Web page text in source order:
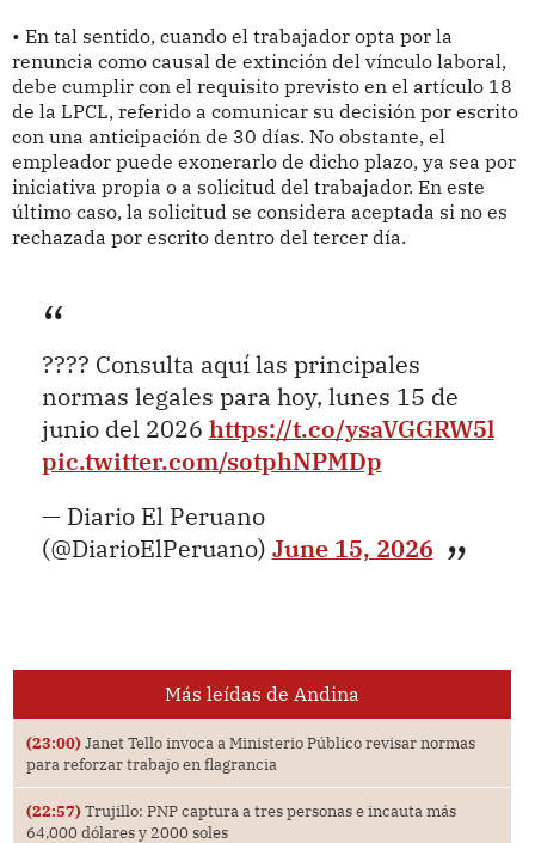
• En tal sentido, cuando el trabajador opta por la
renuncia como causal de extinción del vínculo laboral,
debe cumplir con el requisito previsto en el artículo 18
de la LPCL, referido a comunicar su decisión por escrito
con una anticipación de 30 días. No obstante, el
empleador puede exonerarlo de dicho plazo, ya sea por
iniciativa propia o a solicitud del trabajador. En este
último caso, la solicitud se considera aceptada si no es
rechazada por escrito dentro del tercer día.
???? Consulta aquí las principales
normas legales para hoy, lunes 15 de
junio del 2026 https://t.co/ysaVGGRW5l
pic.twitter.com/sotphNPMDp
— Diario El Peruano
(@DiarioElPeruano) June 15, 2026
Más leídas de Andina
(23:00) Janet Tello invoca a Ministerio Público revisar normas
para reforzar trabajo en flagrancia
(22:57) Trujillo: PNP captura a tres personas e incauta más
64,000 dólares y 2000 soles